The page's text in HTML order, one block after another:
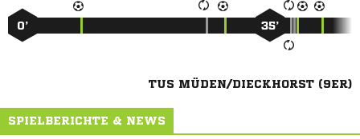
0’ 35’
TUS MÜDEN/DIECKHORST (9ER)
SPIELBERICHTE & NEWS